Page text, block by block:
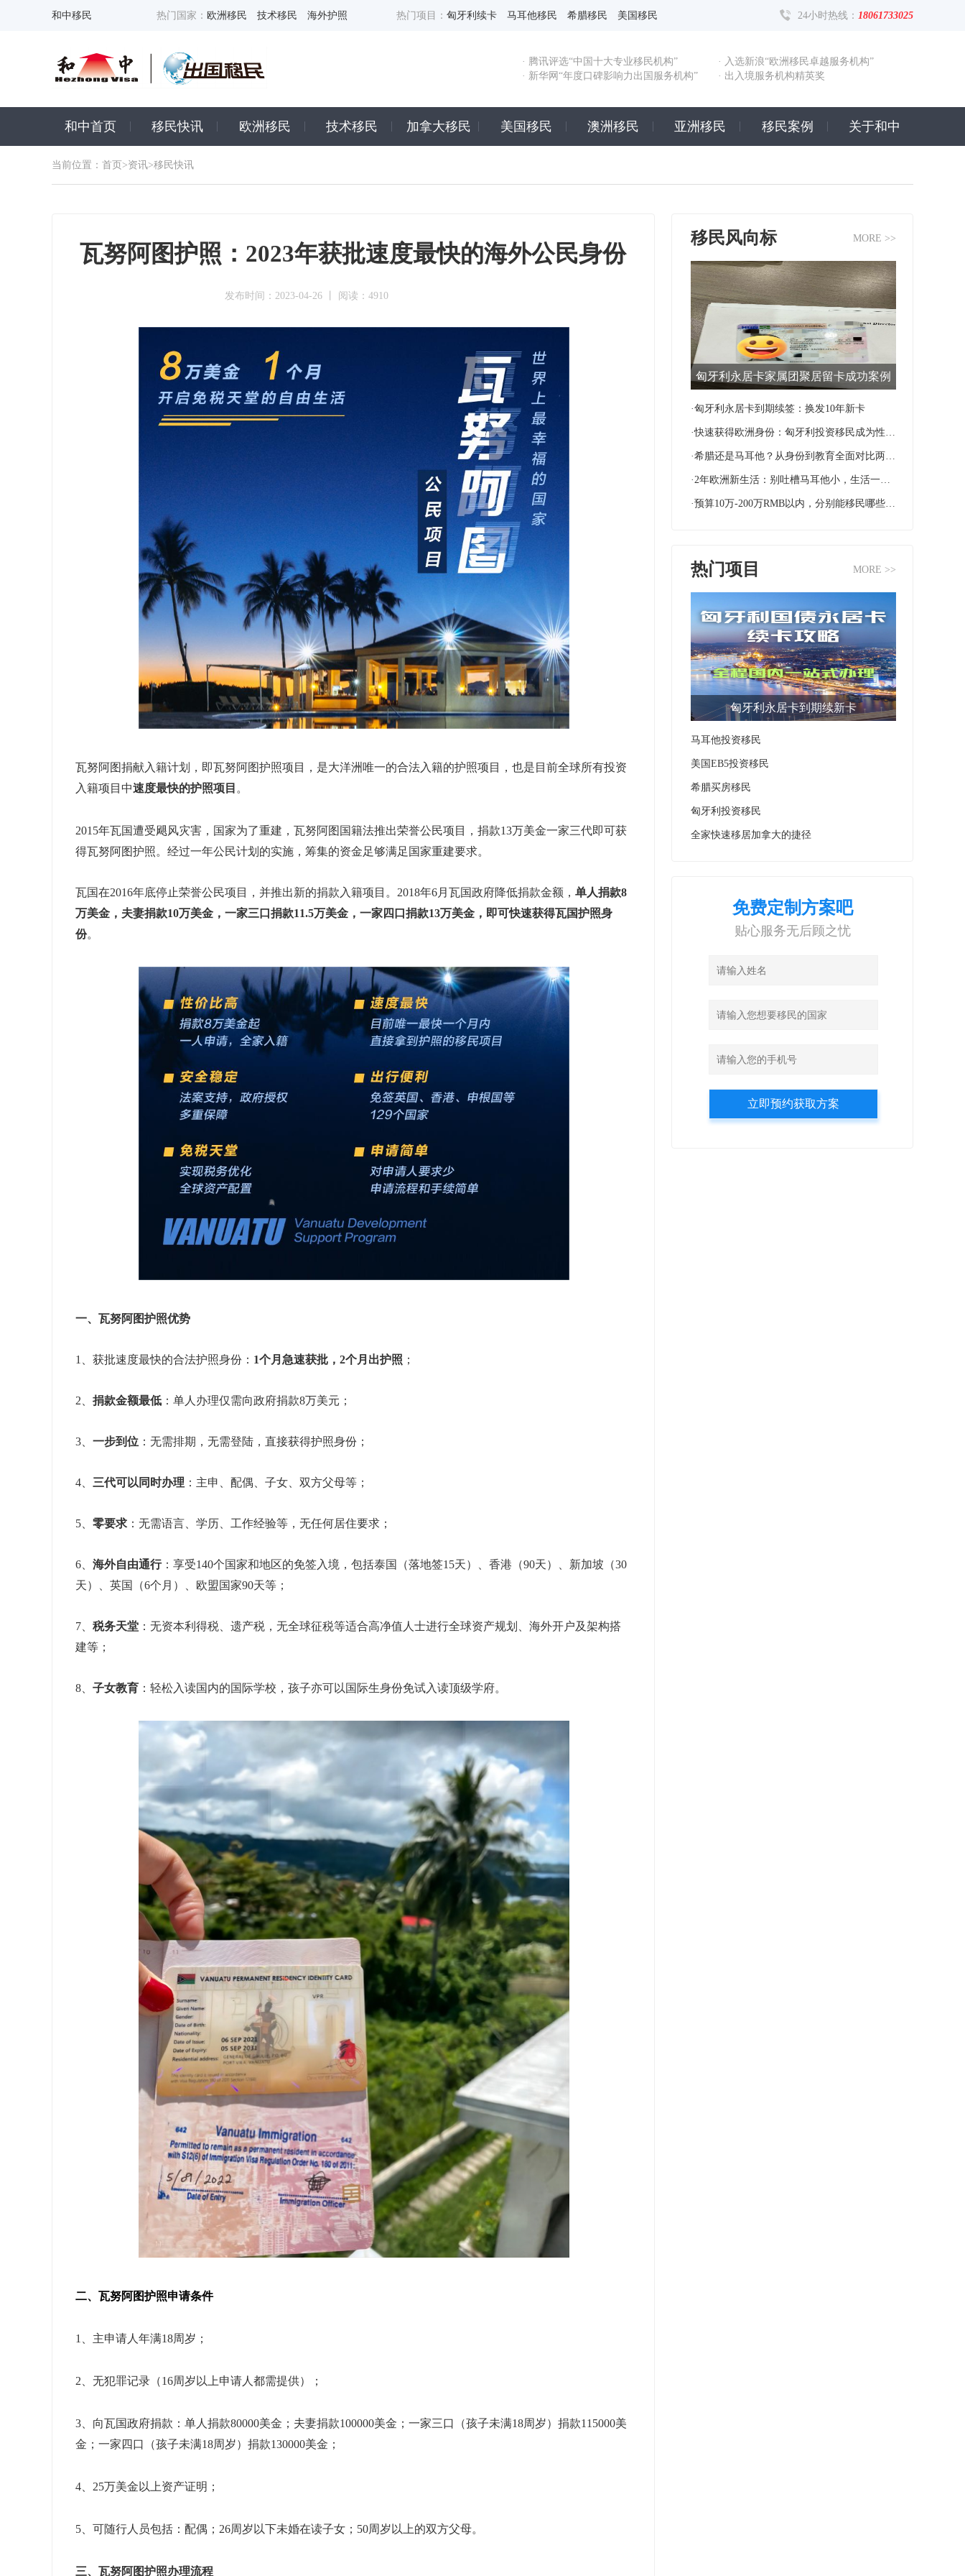
和中移民 热门国家： 欧洲移民 技术移民 海外护照 热门项目： 匈牙利续卡 马耳他移民 希腊移民 美国移民 24小时热线： 18061733025
· 腾讯评选“中国十大专业移民机构”
· 入选新浪“欧洲移民卓越服务机构”
· 新华网“年度口碑影响力出国服务机构”
· 出入境服务机构精英奖
和中首页 移民快讯 欧洲移民 技术移民 加拿大移民 美国移民 澳洲移民 亚洲移民 移民案例 关于和中
当前位置： 首页 >资讯>移民快讯
瓦努阿图护照：2023年获批速度最快的海外公民身份
发布时间：2023-04-26 丨 阅读：4910
瓦努阿图捐献入籍计划，即瓦努阿图护照项目，是大洋洲唯一的合法入籍的护照项目，也是目前全球所有投资
入籍项目中速度最快的护照项目 。
2015年瓦国遭受飓风灾害，国家为了重建，瓦努阿图国籍法推出荣誉公民项目，捐款13万美金一家三代即可获
得瓦努阿图护照。经过一年公民计划的实施，筹集的资金足够满足国家重建要求。
瓦国在2016年底停止荣誉公民项目，并推出新的捐款入籍项目。2018年6月瓦国政府降低捐款金额， 单人捐款8
万美金，夫妻捐款10万美金，一家三口捐款11.5万美金，一家四口捐款13万美金，即可快速获得瓦国护照身
份。
一、瓦努阿图护照优势
1、获批速度最快的合法护照身份： 1个月急速获批，2个月出护照 ；
2、 捐款金额最低 ：单人办理仅需向政府捐款8万美元；
3、 一步到位 ：无需排期，无需登陆，直接获得护照身份；
4、 三代可以同时办理 ：主申、配偶、子女、双方父母等；
5、 零要求 ：无需语言、学历、工作经验等，无任何居住要求；
6、 海外自由通行：享受140个国家和地区的免签入境，包括泰国（落地签15天）、香港（90天）、新加坡（30
天）、英国（6个月）、欧盟国家90天等；
7、 税务天堂 ：无资本利得税、遗产税，无全球征税等适合高净值人士进行全球资产规划、海外开户及架构搭
建等；
8、 子女教育 ：轻松入读国内的国际学校，孩子亦可以国际生身份免试入读顶级学府。
二、瓦努阿图护照申请条件
1、主申请人年满18周岁；
2、无犯罪记录（16周岁以上申请人都需提供）；
3、向瓦国政府捐款： 单人捐款80000美金； 夫妻捐款100000美金； 一家三口（孩子未满18周岁）捐款115000美
金； 一家四口（孩子未满18周岁）捐款130000美金；
4、25万美金以上资产证明；
5、可随行人员包括： 配偶；26周岁以下未婚在读子女；50周岁以上的双方父母。
三、瓦努阿图护照办理流程
移民风向标 MORE >>
匈牙利永居卡家属团聚居留卡成功案例
·匈牙利永居卡到期续签：换发10年新卡
·快速获得欧洲身份：匈牙利投资移民成为性价比首选
·希腊还是马耳他？从身份到教育全面对比两国移民优势
·2年欧洲新生活：别吐槽马耳他小，生活一样很滋润！
·预算10万-200万RMB以内，分别能移民哪些国家？
热门项目 MORE >>
匈牙利永居卡到期续新卡
马耳他投资移民
美国EB5投资移民
希腊买房移民
匈牙利投资移民
全家快速移居加拿大的捷径
免费定制方案吧
贴心服务无后顾之忧